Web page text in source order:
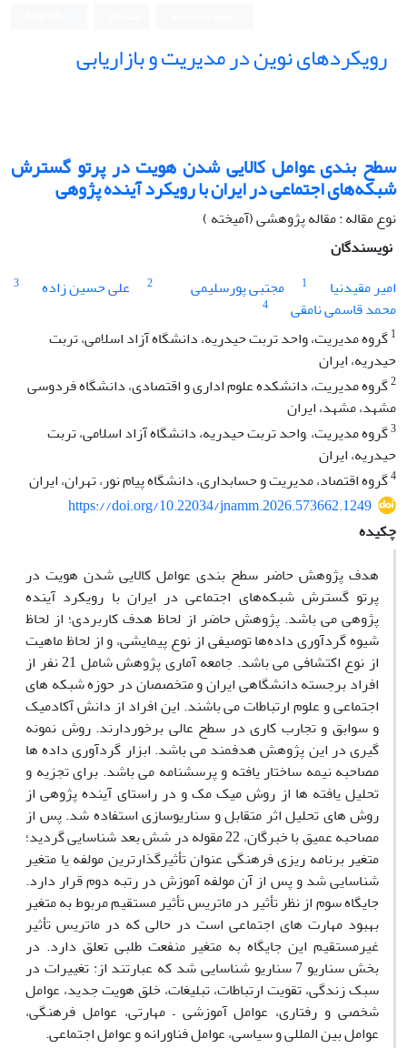
رویکردهای نوین در مدیریت و بازاریابی
سطح بندی عوامل کالایی شدن هویت در پرتو گسترش
شبکه‌های اجتماعی در ایران با رویکرد آینده پژوهی
نوع مقاله : مقاله پژوهشی (آمیخته )
نویسندگان
امیر مقیدنیا
1 مجتبی پورسلیمی 2 علی حسین زاده 3
محمد قاسمی نامقی
4
1گروه مدیریت، واحد تربت حیدریه، دانشگاه آزاد اسلامی، تربت
حیدریه، ایران
2گروه مدیریت، دانشکده علوم اداری و اقتصادی، دانشگاه فردوسی
مشهد، مشهد، ایران
3گروه مدیریت، ,واحد تربت حیدریه، دانشگاه آزاد اسلامی، تربت
حیدریه، ایران
4گروه اقتصاد، مدیریت و حسابداری، دانشگاه پیام نور، تهران، ایران
https://doi.org/10.22034/jnamm.2026.573662.1249
چکیده
هدف پژوهش حاضر سطح بندی عوامل کالایی شدن هویت در
پرتو گسترش شبکه‌های اجتماعی در ایران با رویکرد آینده
پژوهی می باشد. پژوهش حاضر از لحاظ هدف کاربردی؛ از لحاظ
شیوه گردآوری داده‌ها توصیفی از نوع پیمایشی، و از لحاظ ماهیت
از نوع اکتشافی می باشد. جامعه آماری پژوهش شامل 21 نفر از
افراد برجسته دانشگاهی ایران و متخصصان در حوزه شبکه های
اجتماعی و علوم ارتباطات می باشند. این افراد از دانش آکادمیک
و سوابق و تجارب کاری در سطح عالی برخوردارند. روش نمونه
گیری در این پژوهش هدفمند می باشد. ابزار گردآوری داده ها
مصاحبه نیمه ساختار یافته و پرسشنامه می باشد. برای تجزیه و
تحلیل یافته ها از روش میک مک و در راستای آینده پژوهی از
روش های تحلیل اثر متقابل و سناریوسازی استفاده شد. پس از
مصاحبه عمیق با خبرگان، 22 مقوله در شش بعد شناسایی گردید؛
متغیر برنامه ریزی فرهنگی عنوان تأثیرگذارترین مولفه یا متغیر
شناسایی شد و پس از آن مولفه آموزش در رتبه دوم قرار دارد.
جایگاه سوم از نظر تأثیر در ماتریس تأثیر مستقیم مربوط به متغیر
بهبود مهارت های اجتماعی است در حالی که در ماتریس تأثیر
غیرمستقیم این جایگاه به متغیر منفعت طلبی تعلق دارد. در
بخش سناریو 7 سناریو شناسایی شد که عبارتند از: تغییرات در
سبک زندگی، تقویت ارتباطات، تبلیغات، خلق هویت جدید، عوامل
شخصی و رفتاری، عوامل آموزشی – مهارتی، عوامل فرهنگی،
عوامل بین المللی و سیاسی، عوامل فناورانه و عوامل اجتماعی.